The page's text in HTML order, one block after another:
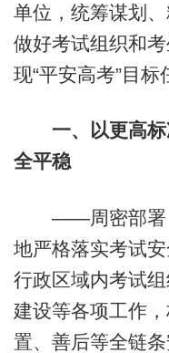
单位，统筹谋划
做好考试组织和
现“平安高考”目标
一、以更高
全平稳
——周密部署，
地严格落实考试
行政区域内考试
建设等各项工作
置、善后等全链条